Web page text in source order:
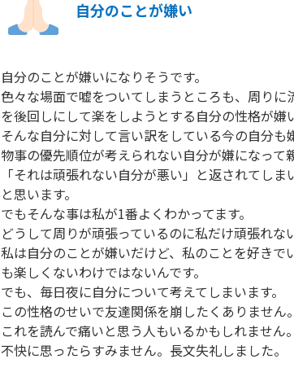
自分のことが嫌い
自分のことが嫌いになりそうです。
色々な場面で嘘をついてしまうところも、周り
を後回しにして楽をしようとする自分の性格が嫌
そんな自分に対して言い訳をしている今の自分も
物事の優先順位が考えられない自分が嫌になって
「それは頑張れない自分が悪い」と返されてし
と思います。
でもそんな事は私が1番よくわかってます。
どうして周りが頑張っているのに私だけ頑張れな
私は自分のことが嫌いだけど、私のことを好き
も楽しくないわけではないんです。
でも、毎日夜に自分について考えてしまいます。
この性格のせいで友達関係を崩したくありません。
これを読んで痛いと思う人もいるかもしれません。
不快に思ったらすみません。長文失礼しました。